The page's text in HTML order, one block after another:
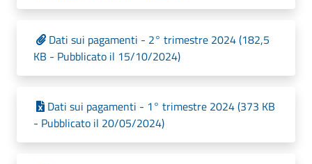
Dati sui pagamenti - 2° trimestre 2024 (182,5
KB - Pubblicato il 15/10/2024)
Dati sui pagamenti - 1° trimestre 2024 (373 KB
- Pubblicato il 20/05/2024)